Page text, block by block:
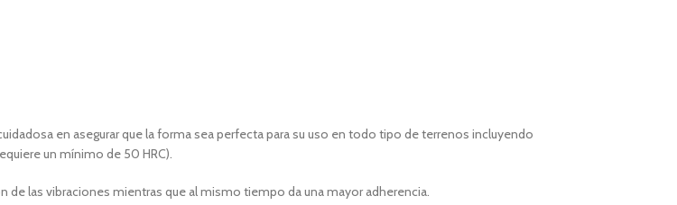
en asegurar que la forma sea perfecta para su uso en todo tipo de terrenos incluyendo
un mínimo de 50 HRC).
las vibraciones mientras que al mismo tiempo da una mayor adherencia.